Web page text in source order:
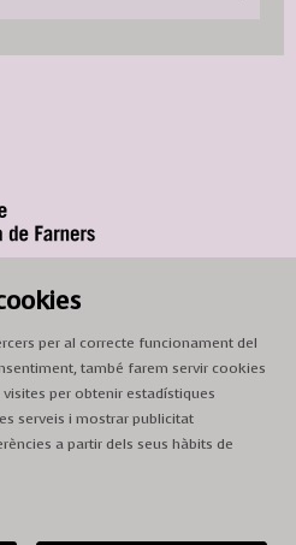
a dissabte, de 9 a 13 h.
de Farners
per al correcte funcionament del
també farem servir cookies
per obtenir estadístiques
serveis i mostrar publicitat
a partir dels seus hàbits de